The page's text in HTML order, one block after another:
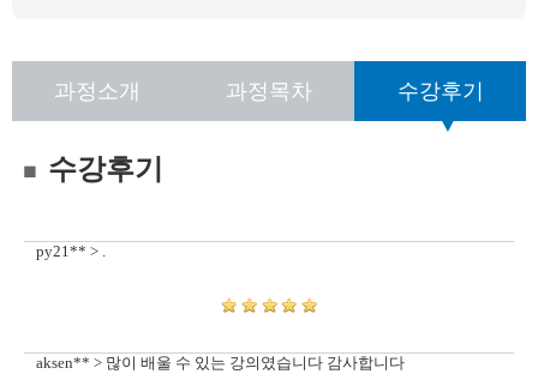
과정소개 과정목차 수강후기
수강후기
py21** > .
aksen** > 많이 배울 수 있는 강의였습니다 감사합니다